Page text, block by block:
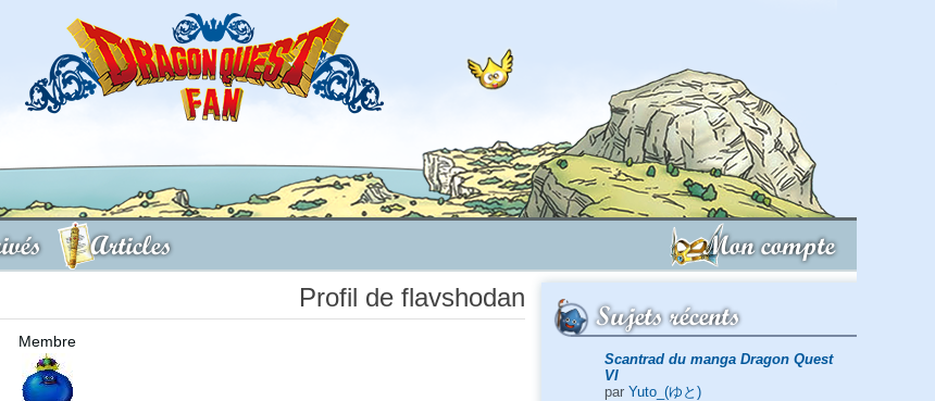
Articles Mon compte
Sujets récents
Scantrad du manga Dragon Quest
VI
par Yuto_(ゆと)
Profil de flavshodan
Membre